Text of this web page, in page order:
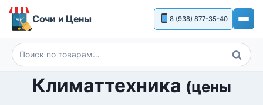
Перейти
Сочи и Цены 8 (938) 877-35-40
Искать:
Поиск
Климаттехника (цены